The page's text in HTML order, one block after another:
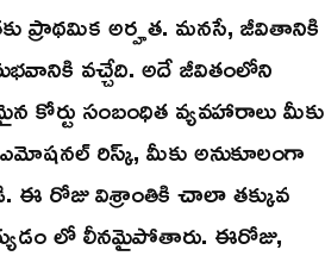
ప్రాథమిక అర్హత. మనసే, జీవితానికి
వచ్చేది. అదే జీవితంలోని
కోర్టు సంబంధిత వ్యవహారాలు మీకు
రిస్క్, మీకు అనుకూలంగా
ఈ రోజు విశ్రాంతికి చాలా తక్కువ
లో లీనమైపోతారు. ఈరోజు,